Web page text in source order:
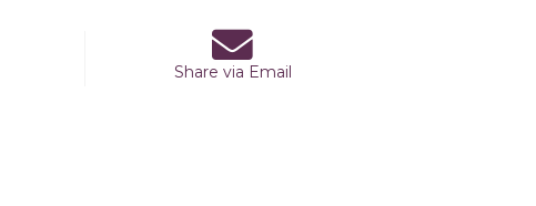
Share via Email